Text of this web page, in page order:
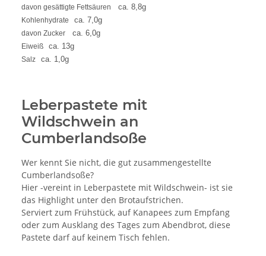
davon gesättigte Fettsäuren ca. 8,8g
Kohlenhydrate ca. 7,0g
davon Zucker ca. 6,0g
Eiweiß ca. 13g
Salz ca. 1,0g
Leberpastete mit
Wildschwein an
Cumberlandsoße
Wer kennt Sie nicht, die gut zusammengestellte
Cumberlandsoße?
Hier -vereint in Leberpastete mit Wildschwein- ist sie
das Highlight unter den Brotaufstrichen.
Serviert zum Frühstück, auf Kanapees zum Empfang
oder zum Ausklang des Tages zum Abendbrot, diese
Pastete darf auf keinem Tisch fehlen.